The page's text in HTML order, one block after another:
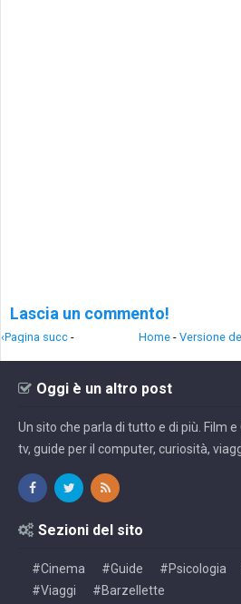
Lascia un commento!
‹Pagina succ - Home - Versione
Oggi è un altro post
Un sito che parla di tutto e di più. Film
tv, guide per il computer, curiosità,
Sezioni del sito
#Cinema #Guide #Psicologia
#Viaggi
#Barzellette